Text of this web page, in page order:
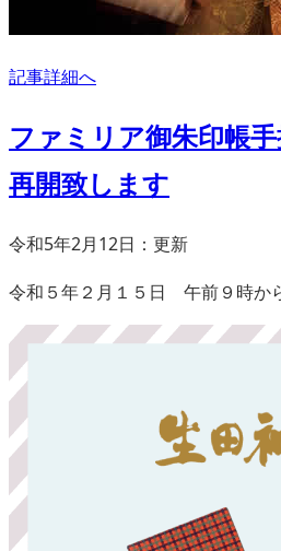
記事詳細へ
ファミリア御朱印帳
再開致します
令和5年2月12日：更新
令和５年２月１５日 午前９時か